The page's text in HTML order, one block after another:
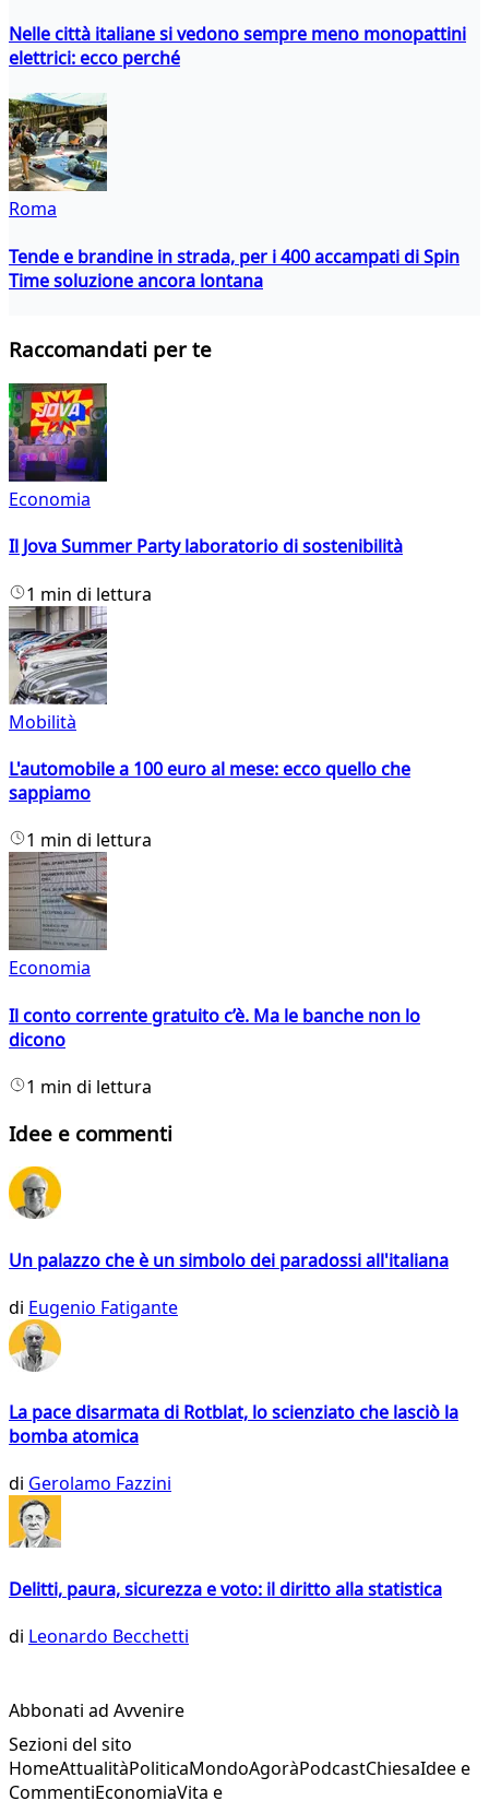
Nelle città italiane si vedono sempre meno monopattini
elettrici: ecco perché
Roma
Tende e brandine in strada, per i 400 accampati di Spin
Time soluzione ancora lontana
Raccomandati per te
Economia
Il Jova Summer Party laboratorio di sostenibilità
1 min di lettura
Mobilità
L'automobile a 100 euro al mese: ecco quello che
sappiamo
1 min di lettura
Economia
Il conto corrente gratuito c’è. Ma le banche non lo
dicono
1 min di lettura
Idee e commenti
Un palazzo che è un simbolo dei paradossi all'italiana
di Eugenio Fatigante
La pace disarmata di Rotblat, lo scienziato che lasciò la
bomba atomica
di Gerolamo Fazzini
Delitti, paura, sicurezza e voto: il diritto alla statistica
di Leonardo Becchetti
Abbonati ad Avvenire
Sezioni del sito
HomeAttualitàPoliticaMondoAgoràPodcastChiesaIdee e
CommentiEconomiaVita e